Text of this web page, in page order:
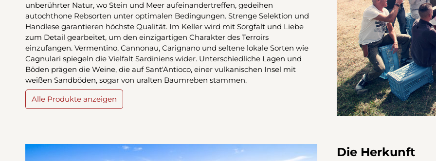
unberührter Natur, wo Stein und Meer aufeinandertreffen, gedeihen
autochthone Rebsorten unter optimalen Bedingungen. Strenge Selektion und
Handlese garantieren höchste Qualität. Im Keller wird mit Sorgfalt und Liebe
zum Detail gearbeitet, um den einzigartigen Charakter des Terroirs
einzufangen. Vermentino, Cannonau, Carignano und seltene lokale Sorten wie
Cagnulari spiegeln die Vielfalt Sardiniens wider. Unterschiedliche Lagen und
Böden prägen die Weine, die auf Sant'Antioco, einer vulkanischen Insel mit
weißen Sandböden, sogar von uralten Baumreben stammen.
Alle Produkte anzeigen
Die Herkunft